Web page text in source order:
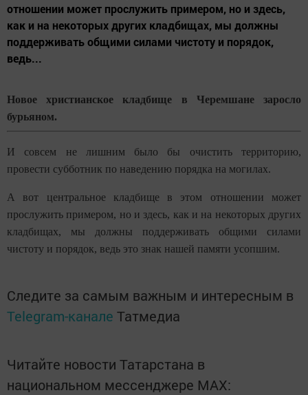
отношении может прослужить примером, но и здесь,
как и на некоторых других кладбищах, мы должны
поддерживать общими силами чистоту и порядок,
ведь...
Новое христианское кладбище в Черемшане заросло
бурьяном.
И совсем не лишним было бы очистить территорию,
провести субботник по наведению порядка на могилах.
А вот центральное кладбище в этом отношении может
прослужить примером, но и здесь, как и на некоторых других
кладбищах, мы должны поддерживать общими силами
чистоту и порядок, ведь это знак нашей памяти усопшим.
Следите за самым важным и интересным в
Telegram-канале Татмедиа
Читайте новости Татарстана в
национальном мессенджере MАХ: